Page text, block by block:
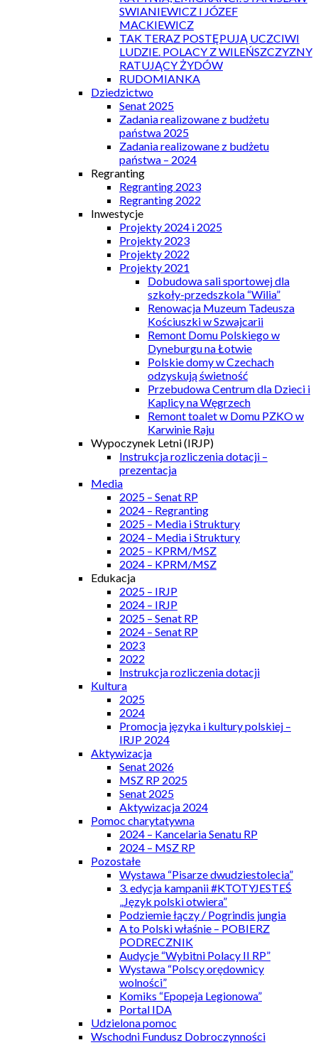
SWIANIEWICZ I JÓZEF
MACKIEWICZ
TAK TERAZ POSTĘPUJĄ UCZCIWI
LUDZIE. POLACY Z WILEŃSZCZYZNY
RATUJĄCY ŻYDÓW
RUDOMIANKA
Dziedzictwo
Senat 2025
Zadania realizowane z budżetu
państwa 2025
Zadania realizowane z budżetu
państwa – 2024
Regranting
Regranting 2023
Regranting 2022
Inwestycje
Projekty 2024 i 2025
Projekty 2023
Projekty 2022
Projekty 2021
Dobudowa sali sportowej dla
szkoły-przedszkola “Wilia”
Renowacja Muzeum Tadeusza
Kościuszki w Szwajcarii
Remont Domu Polskiego w
Dyneburgu na Łotwie
Polskie domy w Czechach
odzyskują świetność
Przebudowa Centrum dla Dzieci i
Kaplicy na Węgrzech
Remont toalet w Domu PZKO w
Karwinie Raju
Wypoczynek Letni (IRJP)
Instrukcja rozliczenia dotacji –
prezentacja
Media
2025 – Senat RP
2024 – Regranting
2025 – Media i Struktury
2024 – Media i Struktury
2025 – KPRM/MSZ
2024 – KPRM/MSZ
Edukacja
2025 – IRJP
2024 – IRJP
2025 – Senat RP
2024 – Senat RP
2023
2022
Instrukcja rozliczenia dotacji
Kultura
2025
2024
Promocja języka i kultury polskiej –
IRJP 2024
Aktywizacja
Senat 2026
MSZ RP 2025
Senat 2025
Aktywizacja 2024
Pomoc charytatywna
2024 – Kancelaria Senatu RP
2024 – MSZ RP
Pozostałe
Wystawa “Pisarze dwudziestolecia”
3. edycja kampanii #KTOTYJESTEŚ
„Język polski otwiera”
Podziemie łączy / Pogrindis jungia
A to Polski właśnie – POBIERZ
PODRECZNIK
Audycje “Wybitni Polacy II RP”
Wystawa “Polscy orędownicy
wolności”
Komiks “Epopeja Legionowa”
Portal IDA
Udzielona pomoc
Wschodni Fundusz Dobroczynności